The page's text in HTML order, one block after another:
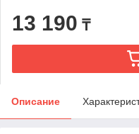
13 190 ₸
Описание